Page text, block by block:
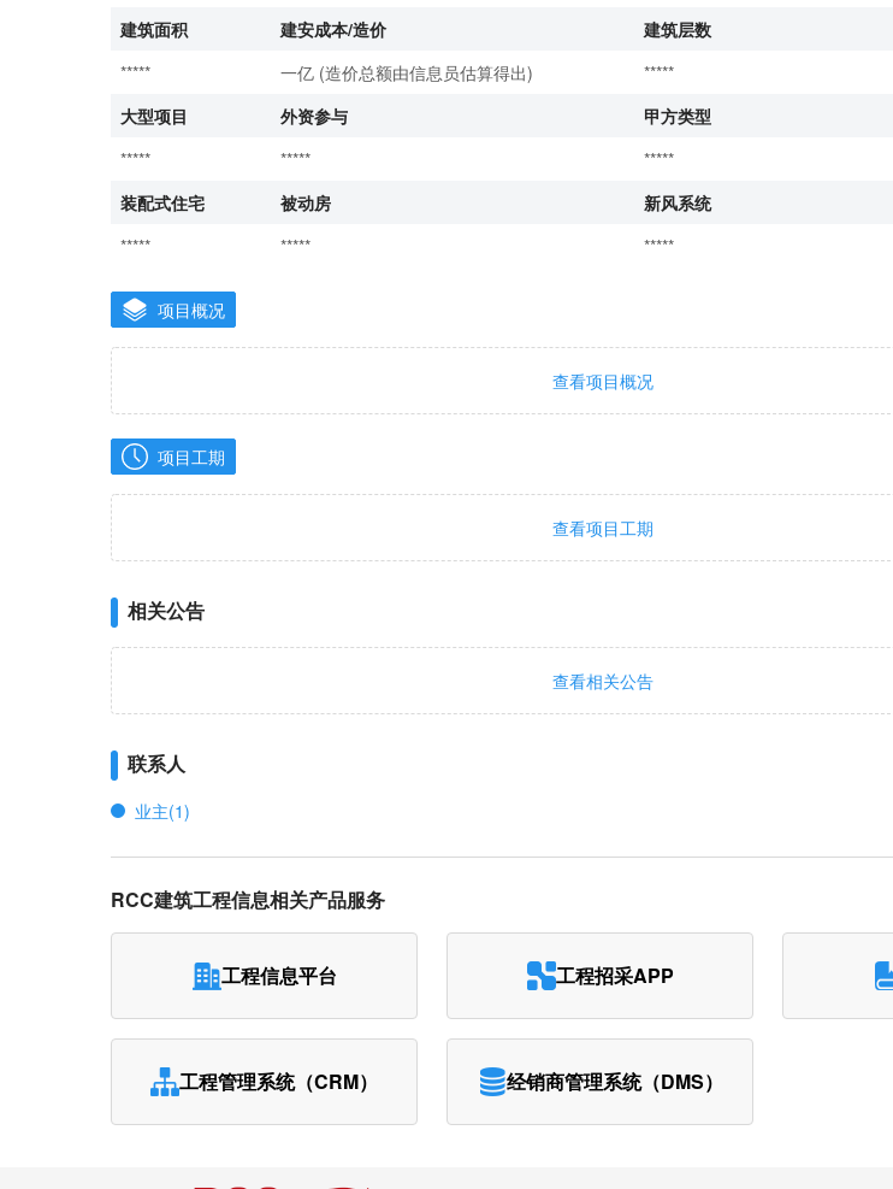
建筑面积
建安成本/造价 建筑层数
*****
一亿 (造价总额由信息员估算得出) *****
大型项目
外资参与 甲方类型
*****
***** *****
装配式住宅
被动房 新风系统
*****
***** *****
项目概况
查看项目概况
项目工期
查看项目工期
相关公告
查看相关公告
联系人
业主(1)
RCC建筑工程信息相关产品服务
工程信息平台 工程招采APP
工程管理系统（CRM） 经销商管理系统（DMS）